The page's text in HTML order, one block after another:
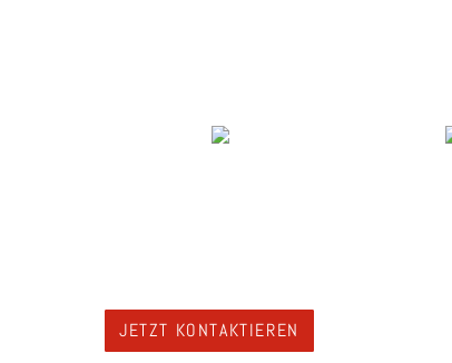
JETZT KONTAKTIEREN